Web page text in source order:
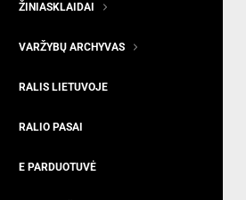
ŽINIASKLAIDAI
VARŽYBŲ ARCHYVAS
RALIS LIETUVOJE
RALIO PASAI
E PARDUOTUVĖ